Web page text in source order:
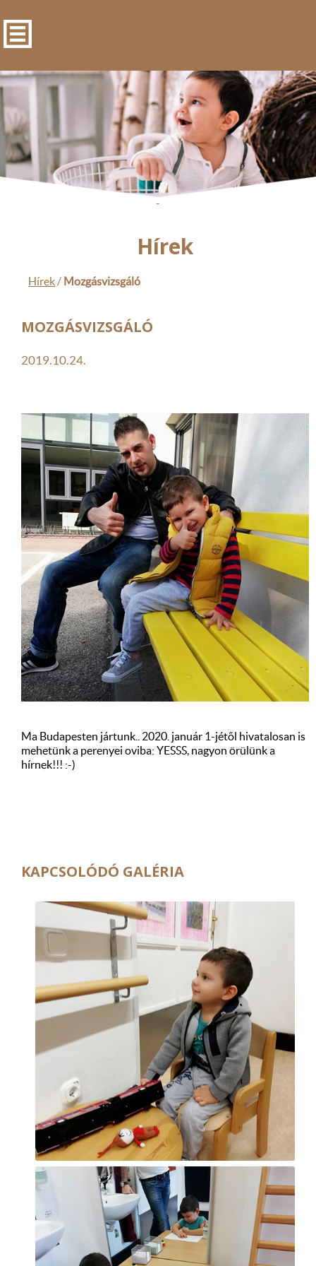
-
Hírek
Hírek/ Mozgásvizsgáló
MOZGÁSVIZSGÁLÓ
2019.10.24.
Ma Budapesten jártunk.. 2020. január 1-jétől hivatalosan is
mehetünk a perenyei oviba: YESSS, nagyon örülünk a
hírnek!!! :-)
KAPCSOLÓDÓ GALÉRIA